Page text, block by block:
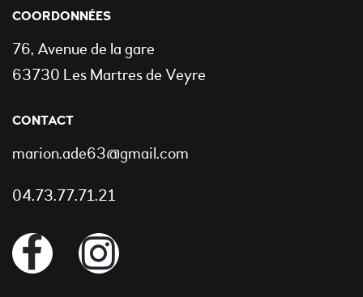
COORDONNÉES
76, Avenue de la gare
63730 Les Martres de Veyre
CONTACT
marion.ade63@gmail.com
04.73.77.71.21